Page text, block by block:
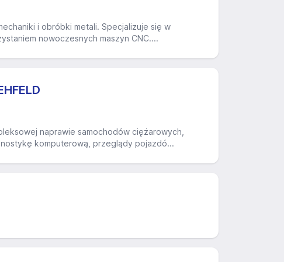
i obróbki metali. Specjalizuje się w
nowoczesnych maszyn CNC....
naprawie samochodów ciężarowych,
komputerową, przeglądy pojazdó...